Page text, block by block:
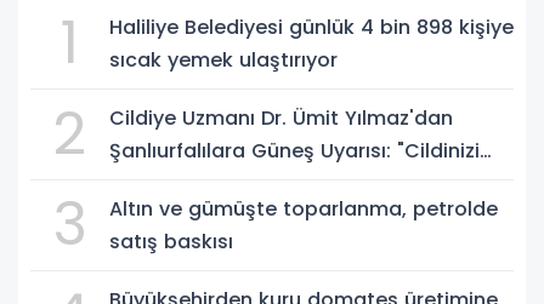
1
Haliliye Belediyesi günlük 4 bin 898 kişiye
sıcak yemek ulaştırıyor
2
Cildiye Uzmanı Dr. Ümit Yılmaz'dan
Şanlıurfalılara Güneş Uyarısı: "Cildinizi
3
Altın ve gümüşte toparlanma, petrolde
satış baskısı